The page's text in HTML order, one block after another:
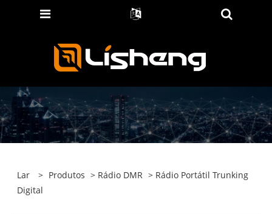
Lar > Produtos > Rádio DMR > Rádio Portátil Trunking
Digital